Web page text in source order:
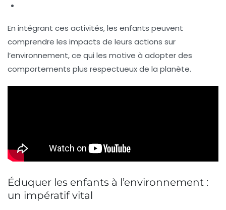
En intégrant ces activités, les enfants peuvent
comprendre les impacts de leurs actions sur
l’environnement, ce qui les motive à adopter des
comportements plus respectueux de la planète.
Éduquer les enfants à l’environnement :
un impératif vital